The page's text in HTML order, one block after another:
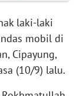
laki-laki
mobil di
Cipayung,
(10/9) lalu.